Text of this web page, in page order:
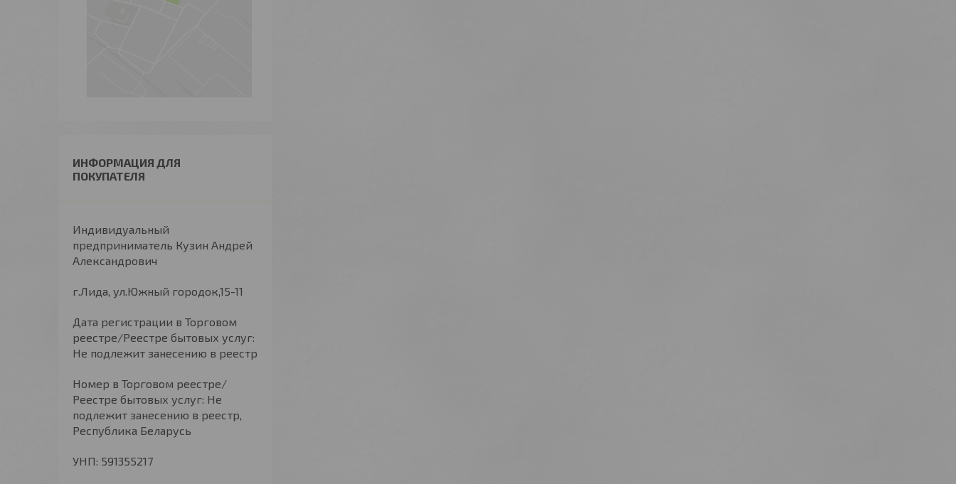
ИНФОРМАЦИЯ ДЛЯ
ПОКУПАТЕЛЯ
Индивидуальный
предприниматель Кузин Андрей
Александрович
г.Лида, ул.Южный городок,15-11
Дата регистрации в Торговом
реестре/Реестре бытовых услуг:
Не подлежит занесению в реестр
Номер в Торговом реестре/
Реестре бытовых услуг: Не
подлежит занесению в реестр,
Республика Беларусь
УНП: 591355217